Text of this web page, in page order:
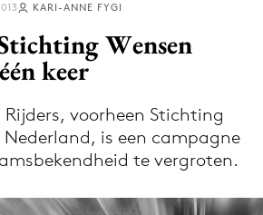
nieuws via de Adformatie
Nieuws app
KARI-ANNE FYGI
Wensen
keer
voorheen Stichting
is een campagne
te vergroten.